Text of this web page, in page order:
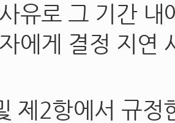
유로 그 기간 내
에게 결정 지연
제2항에서 규정